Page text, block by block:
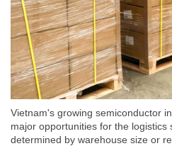
Vietnam's growing semiconductor
major opportunities for the logistics
determined by warehouse size or